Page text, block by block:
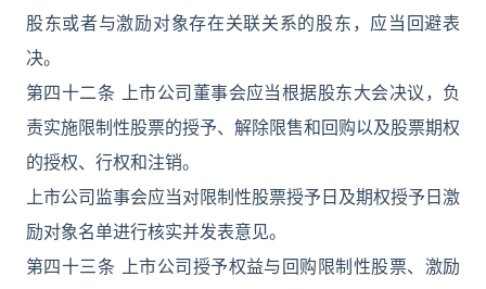
股东或者与激励对象存在关联关系的股东，应当回避表
决。
第四十二条 上市公司董事会应当根据股东大会决议，负
责实施限制性股票的授予、解除限售和回购以及股票期权
的授权、行权和注销。
上市公司监事会应当对限制性股票授予日及期权授予日激
励对象名单进行核实并发表意见。
第四十三条 上市公司授予权益与回购限制性股票、激励